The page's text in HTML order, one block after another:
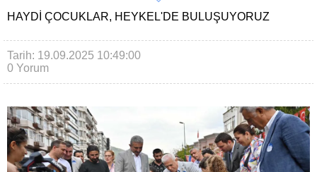
HAYDI ÇOCUKLAR, HEYKEL'DE BULUŞUYORUZ
Tarih: 19.09.2025 10:49:00
0 Yorum